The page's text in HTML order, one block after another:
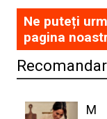
Ne puteți
pagina
M